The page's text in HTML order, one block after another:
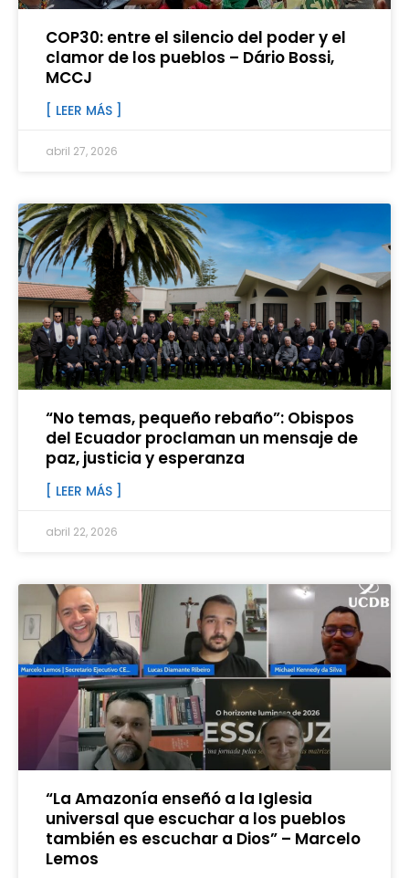
COP30: entre el silencio del poder y el
clamor de los pueblos – Dário Bossi,
MCCJ
[ LEER MÁS ]
abril 27, 2026
“No temas, pequeño rebaño”: Obispos
del Ecuador proclaman un mensaje de
paz, justicia y esperanza
[ LEER MÁS ]
abril 22, 2026
“La Amazonía enseñó a la Iglesia
universal que escuchar a los pueblos
también es escuchar a Dios” – Marcelo
Lemos